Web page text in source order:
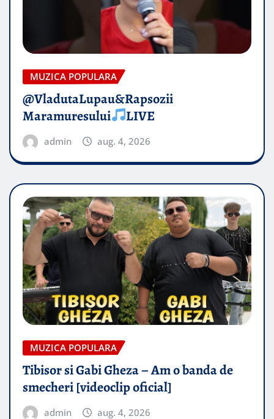
MUZICA POPULARA
@VladutaLupau&Rapsozii
Maramuresului
LIVE
admin aug. 4, 2026
MUZICA POPULARA
Tibisor si Gabi Gheza – Am o banda de
smecheri [videoclip oficial]
admin aug. 4, 2026